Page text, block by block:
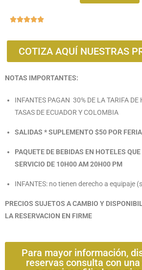

COTIZA AQUÍ NUESTRAS
NOTAS IMPORTANTES:
INFANTES PAGAN 30% DE LA TARIFA DE
TASAS DE ECUADOR Y COLOMBIA
SALIDAS * SUPLEMENTO $50 POR
PAQUETE DE BEBIDAS EN HOTELES
SERVICIO DE 10H00 AM 20H00 PM
INFANTES: no tienen derecho a equipaje
PRECIOS SUJETOS A CAMBIO Y
LA RESERVACION EN FIRME
Para mayor información,
reservas consulta con